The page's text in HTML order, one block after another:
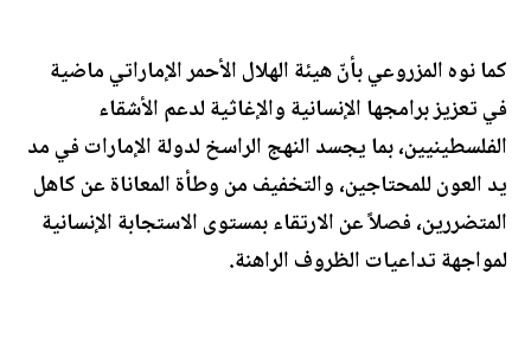
كما نوه المزروعي بأنّ هيئة الهلال الأحمر الإماراتي ماضية
في تعزيز برامجها الإنسانية والإغاثية لدعم الأشقاء
الفلسطينيين، بما يجسد النهج الراسخ لدولة الإمارات في مد
يد العون للمحتاجين، والتخفيف من وطأة المعاناة عن كاهل
المتضررين، فصلاً عن الارتقاء بمستوى الاستجابة الإنسانية
لمواجهة تداعيات الظروف الراهنة.